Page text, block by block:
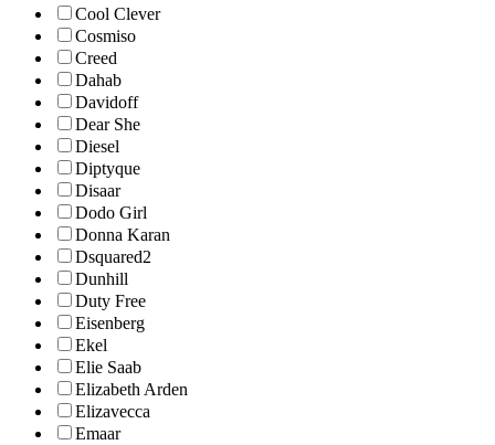
Cool Clever
Cosmiso
Creed
Dahab
Davidoff
Dear She
Diesel
Diptyque
Disaar
Dodo Girl
Donna Karan
Dsquared2
Dunhill
Duty Free
Eisenberg
Ekel
Elie Saab
Elizabeth Arden
Elizavecca
Emaar